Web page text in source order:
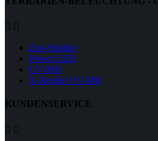
 
Zoo-Strahler
Power LED
UV-MH
X-Reptile UV-MH
KUNDENSERVICE
 